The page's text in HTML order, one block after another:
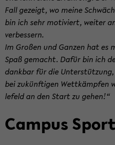
Fall ge­zeigt, wo meine
bin ich sehr mo­ti­viert, wei­ter
ver­bes­sern.
Im Gro­ßen und Gan­zen hat es
Spaß ge­macht. Dafür bin ich
dank­bar für die
bei zu­künf­ti­gen Wett­kämp­fen
le­feld an den Start zu gehen!“
Cam­pus